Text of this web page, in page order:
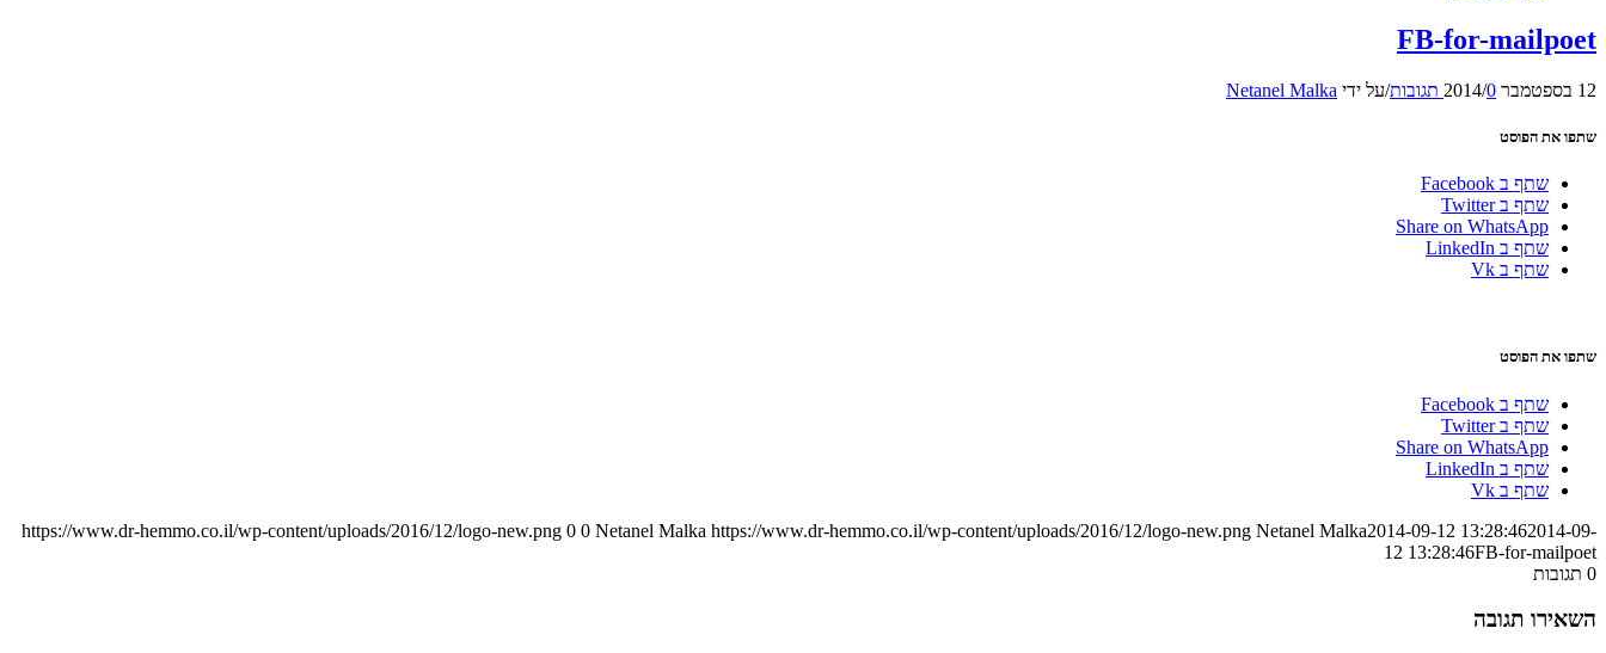
FB-for-mailpoet
12 בספטמבר 2014 /0 תגובות /על ידי Netanel Malka
שתפו את הפוסט
שתף ב Facebook
שתף ב Twitter
Share on WhatsApp
שתף ב LinkedIn
שתף ב Vk
שתפו את הפוסט
שתף ב Facebook
שתף ב Twitter
Share on WhatsApp
שתף ב LinkedIn
שתף ב Vk
https://www.dr-hemmo.co.il/wp-content/uploads/2016/12/logo-new.png 0 0 Netanel Malka https://www.dr-hemmo.co.il/wp-content/uploads/2016/12/logo-new.png Netanel Malka2014-09-12 13:28:462014-09-
12 13:28:46FB-for-mailpoet
0 תגובות
השאירו תגובה